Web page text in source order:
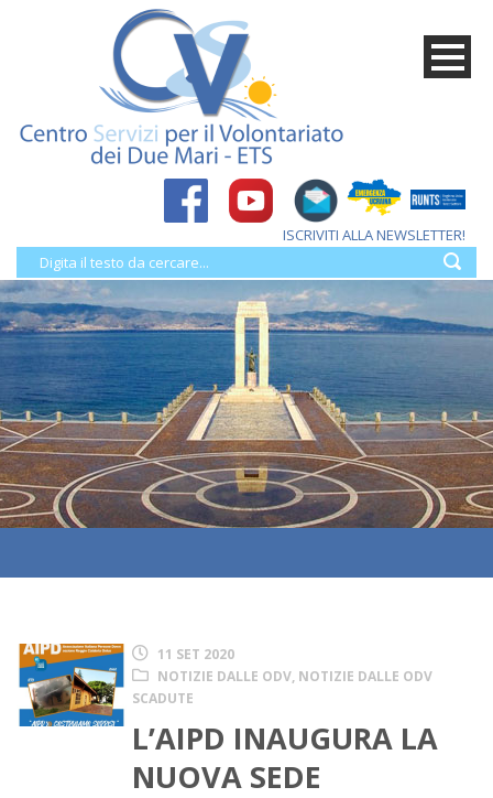
ISCRIVITI ALLA NEWSLETTER!
11 SET 2020
NOTIZIE DALLE ODV, NOTIZIE DALLE ODV
SCADUTE
L’AIPD INAUGURA LA
NUOVA SEDE